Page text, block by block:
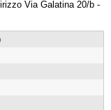
Via Galatina 20/b -